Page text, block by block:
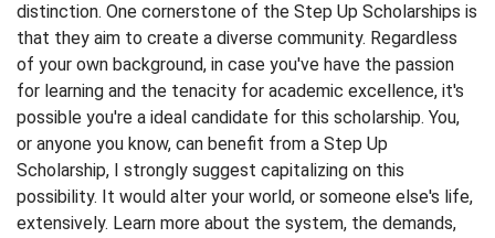
distinction. One cornerstone of the Step Up Scholarships is
that they aim to create a diverse community. Regardless
of your own background, in case you've have the passion
for learning and the tenacity for academic excellence, it's
possible you're a ideal candidate for this scholarship. You,
or anyone you know, can benefit from a Step Up
Scholarship, I strongly suggest capitalizing on this
possibility. It would alter your world, or someone else's life,
extensively. Learn more about the system, the demands,